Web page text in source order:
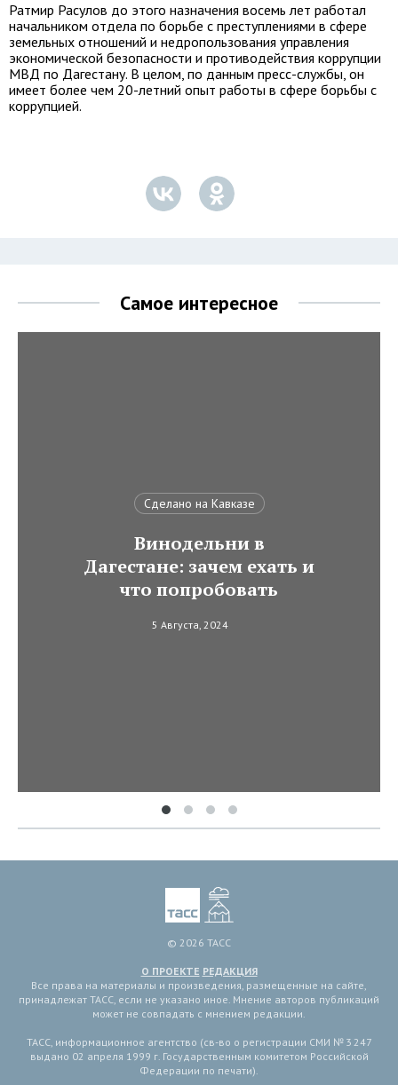
Ратмир Расулов до этого назначения восемь лет работал
начальником отдела по борьбе с преступлениями в сфере
земельных отношений и недропользования управления
экономической безопасности и противодействия коррупции
МВД по Дагестану. В целом, по данным пресс-службы, он
имеет более чем 20-летний опыт работы в сфере борьбы с
коррупцией.
Самое интересное
Сделано на Кавказе
Винодельни в
Дагестане: зачем ехать и
что попробовать
5 Августа, 2024
© 2026 ТАСС
О ПРОЕКТЕ РЕДАКЦИЯ
Все права на материалы и произведения, размещенные на сайте,
принадлежат ТАСС, если не указано иное. Мнение авторов публикаций
может не совпадать с мнением редакции.
ТАСС, информационное агентство (св-во о регистрации СМИ № 3 247
выдано 02 апреля 1999 г. Государственным комитетом Российской
Федерации по печати).